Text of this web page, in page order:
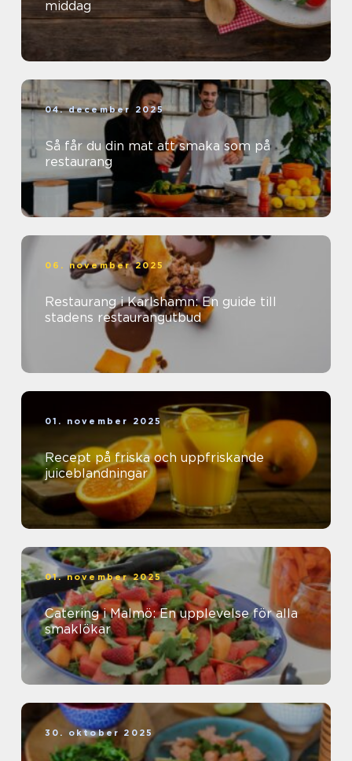
middag
04. december 2025
Så får du din mat att smaka som på
restaurang
06. november 2025
Restaurang i Karlshamn: En guide till
stadens restaurangutbud
01. november 2025
Recept på friska och uppfriskande
juiceblandningar
01. november 2025
Catering i Malmö: En upplevelse för alla
smaklökar
30. oktober 2025